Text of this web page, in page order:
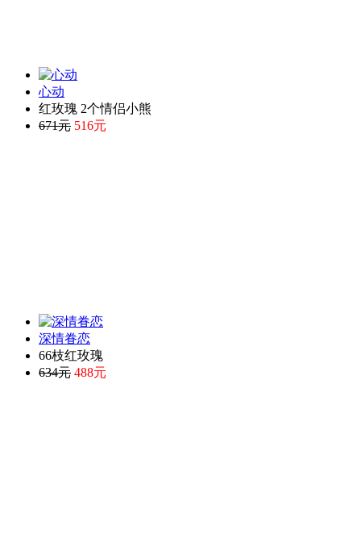
心动
红玫瑰 2个情侣小熊
671元 516元
深情眷恋
66枝红玫瑰
634元 488元